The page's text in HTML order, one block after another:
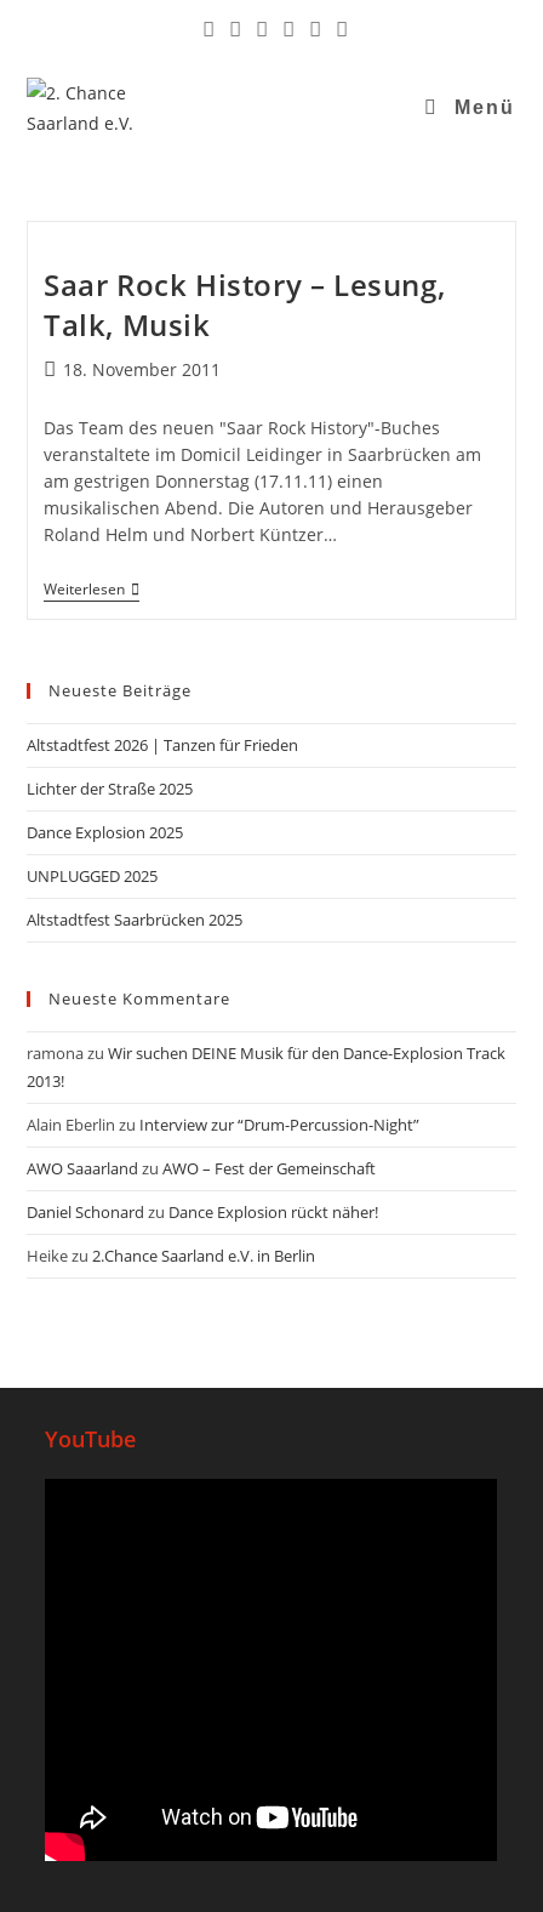
Menü
Saar Rock History – Lesung,
Talk, Musik
18. November 2011
Das Team des neuen "Saar Rock History"-Buches
veranstaltete im Domicil Leidinger in Saarbrücken am
am gestrigen Donnerstag (17.11.11) einen
musikalischen Abend. Die Autoren und Herausgeber
Roland Helm und Norbert Küntzer…
Weiterlesen
Neueste Beiträge
Altstadtfest 2026 | Tanzen für Frieden
Lichter der Straße 2025
Dance Explosion 2025
UNPLUGGED 2025
Altstadtfest Saarbrücken 2025
Neueste Kommentare
ramonazuWir suchen DEINE Musik für den Dance-Explosion Track
2013!
Alain Eberlin zu Interview zur “Drum-Percussion-Night”
AWO Saaarland zuAWO – Fest der Gemeinschaft
Daniel Schonard zu Dance Explosion rückt näher!
Heikezu2.Chance Saarland e.V. in Berlin
YouTube